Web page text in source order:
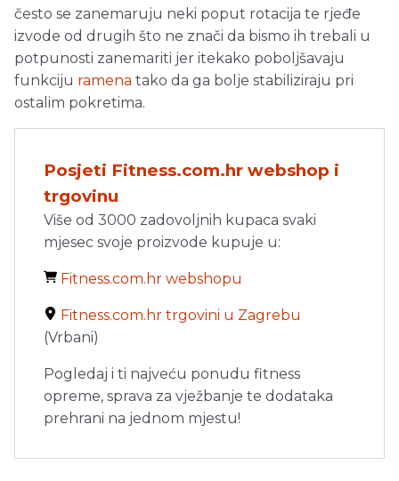
često se zanemaruju neki poput rotacija te rjeđe
izvode od drugih što ne znači da bismo ih trebali u
potpunosti zanemariti jer itekako poboljšavaju
funkciju ramena tako da ga bolje stabiliziraju pri
ostalim pokretima.
Posjeti Fitness.com.hr webshop i
trgovinu
Više od 3000 zadovoljnih kupaca svaki
mjesec svoje proizvode kupuje u:
Fitness.com.hr webshopu
Fitness.com.hr trgovini u Zagrebu
(Vrbani)
Pogledaj i ti najveću ponudu fitness
opreme, sprava za vježbanje te dodataka
prehrani na jednom mjestu!